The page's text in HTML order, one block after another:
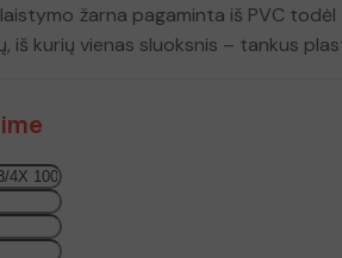
žarna pagaminta iš PVC
iš kurių vienas sluoksnis – tankus